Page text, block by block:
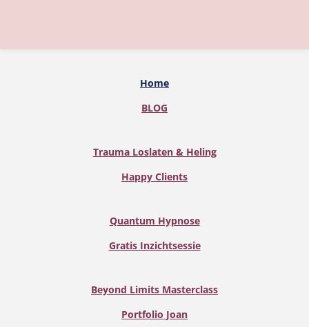
Home
BLOG
Trauma Loslaten & Heling
Happy Clients
Quantum Hypnose
Gratis Inzichtsessie
Beyond Limits Masterclass
Portfolio Joan